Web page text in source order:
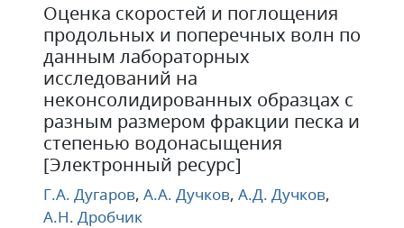
Оценка скоростей и поглощения
продольных и поперечных волн по
данным лабораторных
исследований на
неконсолидированных образцах с
разным размером фракции песка и
степенью водонасыщения
[Электронный ресурс]
Г.А. Дугаров, А.А. Дучков, А.Д. Дучков,
А.Н. Дробчик